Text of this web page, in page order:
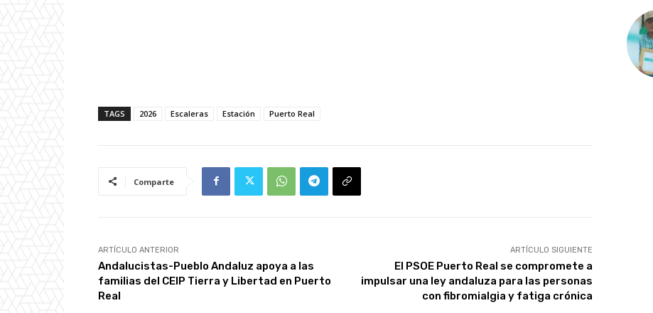
TAGS 2026 Escaleras Estación Puerto Real
Comparte
ARTÍCULO ANTERIOR
Andalucistas-Pueblo Andaluz apoya a las
familias del CEIP Tierra y Libertad en Puerto
Real
ARTÍCULO SIGUIENTE
El PSOE Puerto Real se compromete a
impulsar una ley andaluza para las personas
con fibromialgia y fatiga crónica